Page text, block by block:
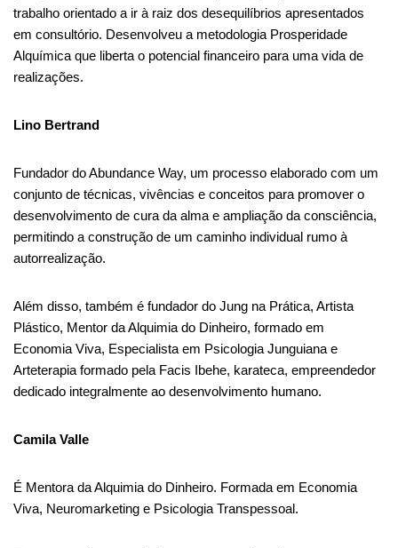
trabalho orientado a ir à raiz dos desequilíbrios apresentados
em consultório. Desenvolveu a metodologia Prosperidade
Alquímica que liberta o potencial financeiro para uma vida de
realizações.
Lino Bertrand
Fundador do Abundance Way, um processo elaborado com um
conjunto de técnicas, vivências e conceitos para promover o
desenvolvimento de cura da alma e ampliação da consciência,
permitindo a construção de um caminho individual rumo à
autorrealização.
Além disso, também é fundador do Jung na Prática, Artista
Plástico, Mentor da Alquimia do Dinheiro, formado em
Economia Viva, Especialista em Psicologia Junguiana e
Arteterapia formado pela Facis Ibehe, karateca, empreendedor
dedicado integralmente ao desenvolvimento humano.
Camila Valle
É Mentora da Alquimia do Dinheiro. Formada em Economia
Viva, Neuromarketing e Psicologia Transpessoal.